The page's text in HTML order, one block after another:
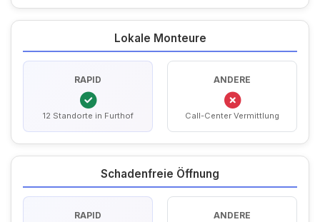
Lokale Monteure
RAPID
12 Standorte in Furthof
ANDERE
Call-Center Vermittlung
Schadenfreie Öffnung
RAPID ANDERE